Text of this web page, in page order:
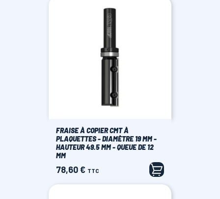
FRAISE À COPIER CMT À
PLAQUETTES - DIAMÈTRE 19 MM -
HAUTEUR 49.5 MM - QUEUE DE 12
MM
Prix
78,60 € TTC